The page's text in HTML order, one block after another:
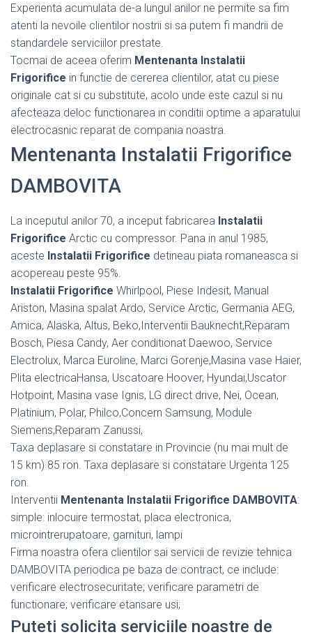
Experienta acumulata de-a lungul anilor ne permite sa fim
atenti la nevoile clientilor nostrii si sa putem fi mandrii de
standardele serviciilor prestate.
Tocmai de aceea oferim Mentenanta Instalatii
Frigorifice in functie de cererea clientilor, atat cu piese
originale cat si cu substitute, acolo unde este cazul si nu
afecteaza deloc functionarea in conditii optime a aparatului
electrocasnic reparat de compania noastra.
Mentenanta Instalatii Frigorifice
DAMBOVITA
La inceputul anilor 70, a inceput fabricarea Instalatii
Frigorifice Arctic cu compressor. Pana in anul 1985,
aceste Instalatii Frigorifice detineau piata romaneasca si
acopereau peste 95%.
Instalatii Frigorifice Whirlpool, Piese Indesit, Manual
Ariston, Masina spalat Ardo, Service Arctic, Germania AEG,
Amica, Alaska, Altus, Beko,Interventii Bauknecht,Reparam
Bosch, Piesa Candy, Aer conditionat Daewoo, Service
Electrolux, Marca Euroline, Marci Gorenje,Masina vase Haier,
Plita electricaHansa, Uscatoare Hoover, Hyundai,Uscator
Hotpoint, Masina vase Ignis, LG direct drive, Nei, Ocean,
Platinium, Polar, Philco,Concern Samsung, Module
Siemens,Reparam Zanussi,
Taxa deplasare si constatare in Provincie (nu mai mult de
15 km) 85 ron. Taxa deplasare si constatare Urgenta 125
ron.
Interventii Mentenanta Instalatii Frigorifice DAMBOVITA:
simple: inlocuire termostat, placa electronica,
microintrerupatoare, garnituri, lampi
Firma noastra ofera clientilor sai servicii de revizie tehnica
DAMBOVITA periodica pe baza de contract, ce include:
verificare electrosecuritate; verificare parametri de
functionare; verificare etansare usi;
Puteti solicita serviciile noastre de